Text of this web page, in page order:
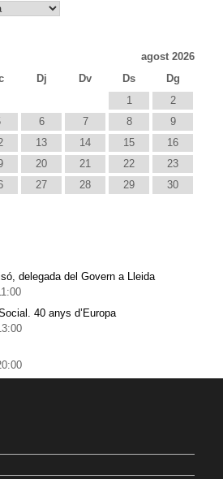
agost 2026
Dj Dv Ds
Dg
1
2
6 7 8
9
13 14 15
16
20 21 22
23
27 28 29
30
delegada del Govern a Lleida
40 anys d’Europa